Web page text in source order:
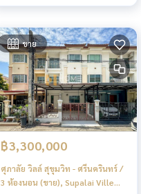
ขาย
฿3,300,000
ศุภาลัย วิลล์ สุขุมวิท - ศรีนครินทร์ /
3 ห้องนอน (ขาย), Supalai Ville